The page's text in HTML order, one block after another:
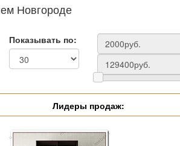
Новгороде
Показывать по:
Лидеры продаж: